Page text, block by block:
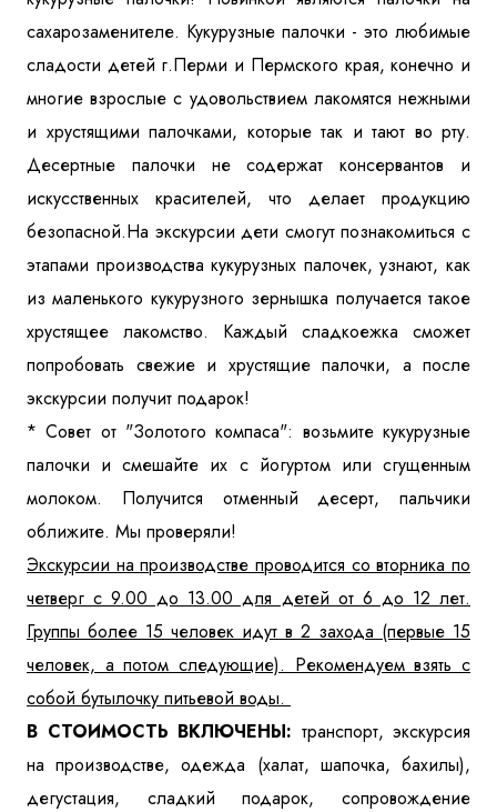
сахарозаменителе. Кукурузные палочки - это любимые
сладости детей г.Перми и Пермского края, конечно и
многие взрослые с удовольствием лакомятся нежными
и хрустящими палочками, которые так и тают во рту.
Десертные палочки не содержат консервантов и
искусственных красителей, что делает продукцию
безопасной.На экскурсии дети смогут познакомиться с
этапами производства кукурузных палочек, узнают, как
из маленького кукурузного зернышка получается такое
хрустящее лакомство. Каждый сладкоежка сможет
попробовать свежие и хрустящие палочки, а после
экскурсии получит подарок!
* Совет от "Золотого компаса": возьмите кукурузные
палочки и смешайте их с йогуртом или сгущенным
молоком. Получится отменный десерт, пальчики
оближите. Мы проверяли!
Экскурсии на производстве проводится со вторника по
четверг с 9.00 до 13.00 для детей от 6 до 12 лет.
Группы более 15 человек идут в 2 захода (первые 15
человек, а потом следующие). Рекомендуем взять с
собой бутылочку питьевой воды.
В СТОИМОСТЬ ВКЛЮЧЕНЫ: транспорт, экскурсия
на производстве, одежда (халат, шапочка, бахилы),
дегустация, сладкий подарок, сопровождение
Куда бы Вы хотели отправиться?
Я даю согласие наобработку персональных данных
ознакомленс политикой компании в отношении
обработки персональных данных
Отправить